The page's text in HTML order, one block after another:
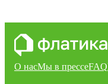
О насМы в прессеFAQ